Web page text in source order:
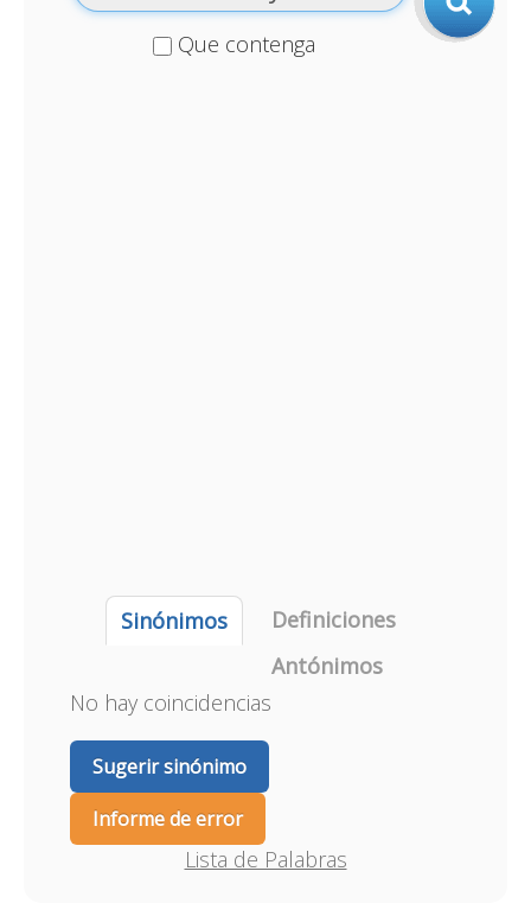
Que contenga
Sinónimos
Definiciones
Antónimos
No hay coincidencias
Sugerir sinónimo
Informe de error
Lista de Palabras